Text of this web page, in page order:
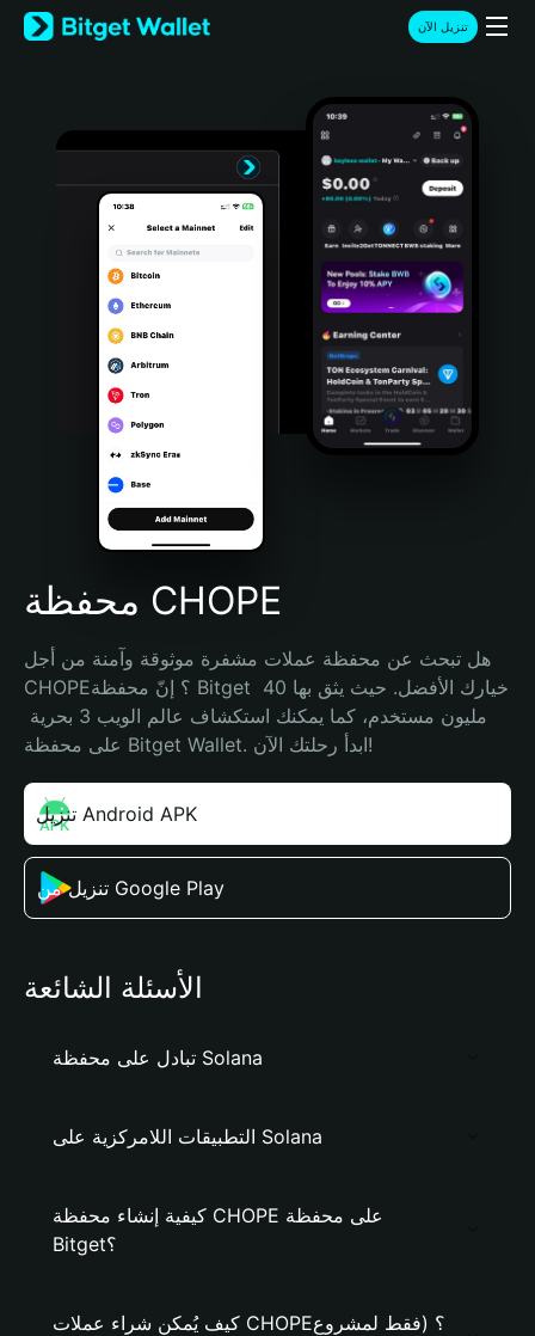
English
日本語
Türkçe
Português (Portugal)
Bahasa Indonesia
Português (Brasil)
Español (Argentina)
تنزيل الآن
محفظة CHOPE
هل تبحث عن محفظة عملات مشفرة موثوقة وآمنة من أجل
CHOPE؟ إنّ محفظة Bitget خيارك الأفضل. حيث يثق بها 40
على محفظة Bitget Wallet. ابدأ رحلتك الآن!
تنزيل Android APK
تنزيل من Google Play
الأسئلة الشائعة
تبادل على محفظة Solana
التطبيقات اللامركزية على Solana
كيفية إنشاء محفظة CHOPE على محفظة
Bitget؟
كيف يُمكن شراء عملات CHOPE؟ (فقط لمشروع